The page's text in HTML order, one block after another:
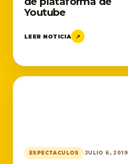
Youtube
LEER NOTICIA ↗
ESPECTACULOS JULIO 6, 2019